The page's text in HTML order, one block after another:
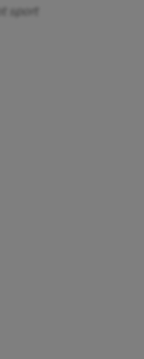
sport